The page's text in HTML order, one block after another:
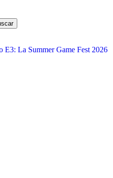
E3: La Summer Game Fest 2026